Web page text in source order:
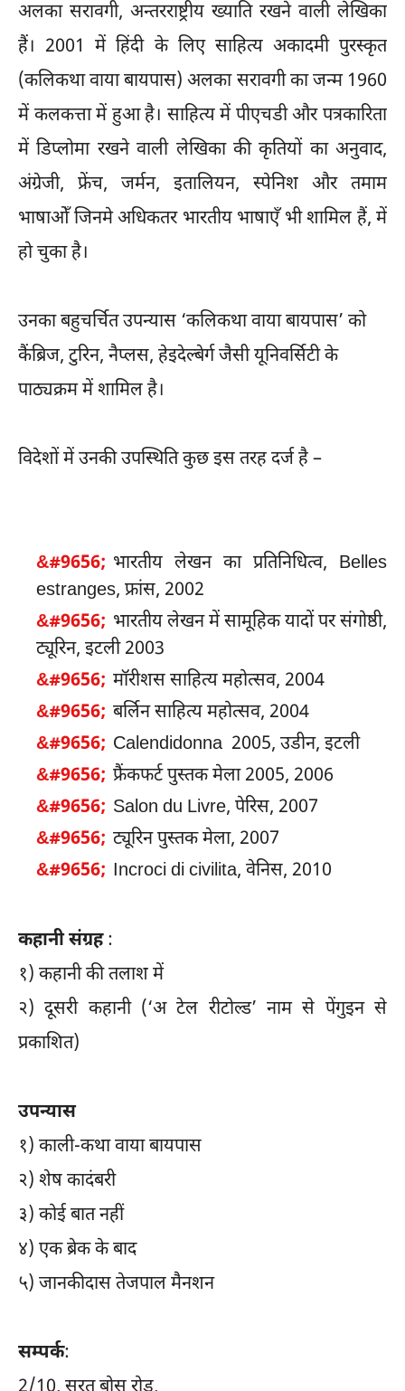
अलका सरावगी, अन्तरराष्ट्रीय ख्याति रखने वाली लेखिका
हैं। 2001 में हिंदी के लिए साहित्य अकादमी पुरस्कृत
(कलिकथा वाया बायपास) अलका सरावगी का जन्म 1960
में कलकत्ता में हुआ है। साहित्य में पीएचडी और पत्रकारिता
में डिप्लोमा रखने वाली लेखिका की कृतियों का अनुवाद,
अंग्रेजी, फ्रेंच, जर्मन, इतालियन, स्पेनिश और तमाम
भाषाओँ जिनमे अधिकतर भारतीय भाषाएँ भी शामिल हैं, में
हो चुका है।
उनका बहुचर्चित उपन्यास ‘कलिकथावाया बायपास’ को
कैंब्रिज, टुरिन, नैप्लस, हेइदेल्बेर्ग जैसी यूनिवर्सिटी के
पाठ्यक्रम में शामिल है।
विदेशों में उनकी उपस्थिति कुछ इस तरह दर्ज है –
भारतीय लेखन का प्रतिनिधित्व, Belles
estranges, फ्रांस, 2002
भारतीय लेखन में सामूहिक यादों पर संगोष्ठी,
ट्यूरिन, इटली 2003
मॉरीशस साहित्य महोत्सव, 2004
बर्लिन साहित्य महोत्सव, 2004
Calendidonna 2005, उडीन, इटली
फ्रैंकफर्ट पुस्तक मेला 2005, 2006
Salon du Livre, पेरिस, 2007
ट्यूरिन पुस्तक मेला, 2007
Incroci di civilita, वेनिस, 2010
कहानी संग्रह:
१) कहानी की तलाश में
२) दूसरी कहानी (‘अ टेल रीटोल्ड’ नाम से पेंगुइन से
प्रकाशित)
उपन्यास
१) काली-कथा वाया बायपास
२) शेष कादंबरी
३) कोई बात नहीं
४) एक ब्रेक के बाद
५) जानकीदास तेजपाल मैनशन
सम्पर्क: